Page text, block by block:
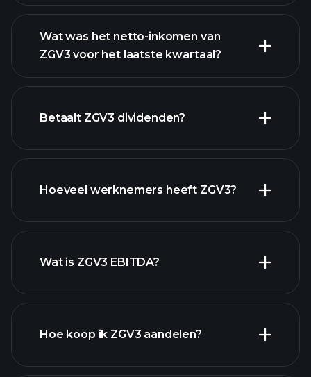
ZGV3 winst
Wat was het netto-inkomen van
ZGV3 voor het laatste kwartaal?
Betaalt ZGV3 dividenden?
hoog-dividend aandelen
Hoeveel werknemers heeft ZGV3?
grootste werkgevers
Wat is ZGV3 EBITDA?
Hoe koop ik ZGV3 aandelen?